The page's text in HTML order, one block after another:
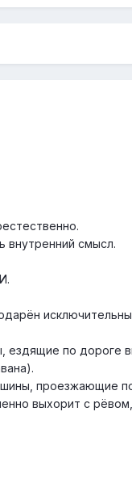
внутренний смысл.
по дороге
проезжающие
выхорит с